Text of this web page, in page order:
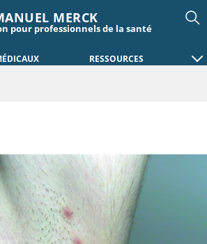
MERCK
pour professionnels de la santé
RESSOURCES